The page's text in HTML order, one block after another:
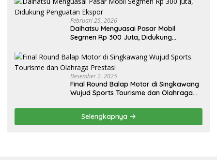
Februari 25, 2026
Daihatsu Menguasai Pasar Mobil
Segmen Rp 300 Juta, Didukung
Desember 2, 2025
Final Round Balap Motor di Singkawang
Wujud Sports Tourisme dan Olahraga
Selengkapnya